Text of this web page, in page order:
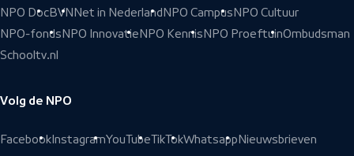
NPO DocBVN Net in Nederland NPO Campus NPO Cultuur
NPO-fonds NPO Innovatie NPO Kennis NPO ProeftuinOmbudsman
Schooltv.nl
Volg de NPO
Facebook InstagramYouTubeTikTokWhatsapp Nieuwsbrieven